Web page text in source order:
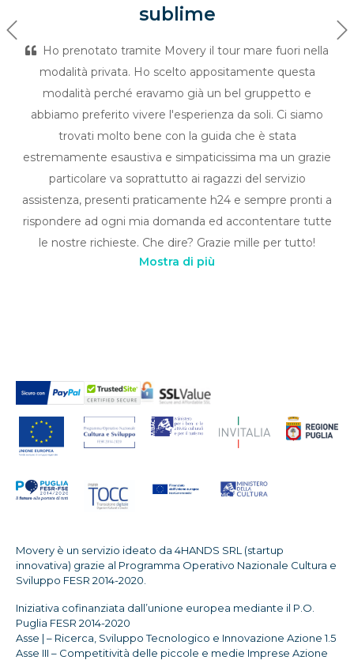
sublime
Ho prenotato tramite Movery il tour mare fuori nella
modalità privata. Ho scelto appositamente questa
modalità perché eravamo già un bel gruppetto e
abbiamo preferito vivere l'esperienza da soli. Ci siamo
trovati molto bene con la guida che è stata
estremamente esaustiva e simpaticissima ma un grazie
particolare va soprattutto ai ragazzi del servizio
assistenza, presenti praticamente h24 e sempre pronti a
rispondere ad ogni mia domanda ed accontentare tutte
le nostre richieste. Che dire? Grazie mille per tutto!
Previous
Mostra di più
Movery è un servizio ideato da 4HANDS SRL (startup
innovativa) grazie al Programma Operativo Nazionale Cultura e
Sviluppo FESR 2014-2020.
Iniziativa cofinanziata dall’unione europea mediante il P.O.
Puglia FESR 2014-2020
Asse | – Ricerca, Sviluppo Tecnologico e Innovazione Azione 1.5
Asse III – Competitività delle piccole e medie Imprese Azione